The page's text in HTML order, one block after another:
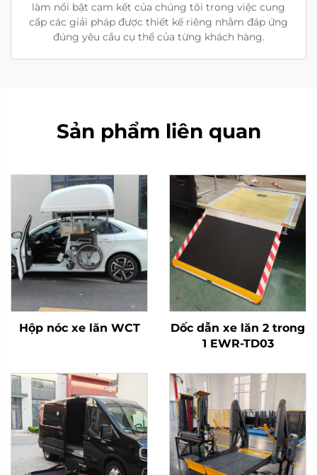
làm nổi bật cam kết của chúng tôi trong việc cung
cấp các giải pháp được thiết kế riêng nhằm đáp ứng
đúng yêu cầu cụ thể của từng khách hàng.
Sản phẩm liên quan
Hộp nóc xe lăn WCT
Dốc dẫn xe lăn 2 trong
1 EWR-TD03